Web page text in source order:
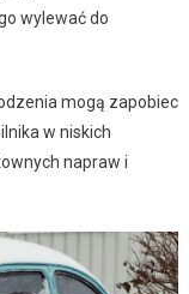
wylewać do
mogą zapobiec
w niskich
napraw i